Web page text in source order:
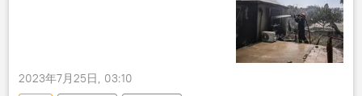
2023年7月25日, 03:10